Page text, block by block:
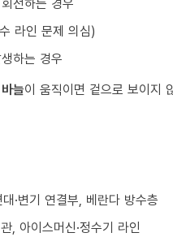
라인 문제 의심)
하는 경우
늘이 움직이면 겉으로 보이지
·변기 연결부, 베란다 방수층
, 아이스머신·정수기 라인